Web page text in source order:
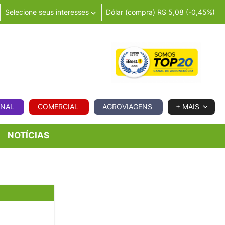
Selecione seus interesses Dólar (compra) R$ 5,08 (-0,45%)
COMERCIAL AGROVIAGENS + MAIS
NOTÍCIAS